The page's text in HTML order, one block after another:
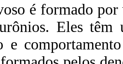
é formado
Eles têm
e